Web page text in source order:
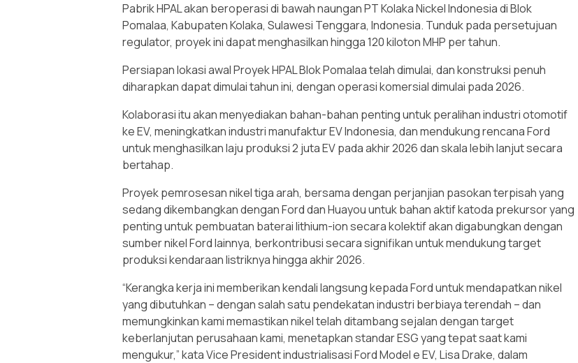
Pabrik HPAL akan beroperasi di bawah naungan PT Kolaka Nickel Indonesia di Blok
Pomalaa, Kabupaten Kolaka, Sulawesi Tenggara, Indonesia. Tunduk pada persetujuan
regulator, proyek ini dapat menghasilkan hingga 120 kiloton MHP per tahun.
Persiapan lokasi awal Proyek HPAL Blok Pomalaa telah dimulai, dan konstruksi penuh
diharapkan dapat dimulai tahun ini, dengan operasi komersial dimulai pada 2026.
Kolaborasi itu akan menyediakan bahan-bahan penting untuk peralihan industri otomotif
ke EV, meningkatkan industri manufaktur EV Indonesia, dan mendukung rencana Ford
untuk menghasilkan laju produksi 2 juta EV pada akhir 2026 dan skala lebih lanjut secara
bertahap.
Proyek pemrosesan nikel tiga arah, bersama dengan perjanjian pasokan terpisah yang
sedang dikembangkan dengan Ford dan Huayou untuk bahan aktif katoda prekursor yang
penting untuk pembuatan baterai lithium-ion secara kolektif akan digabungkan dengan
sumber nikel Ford lainnya, berkontribusi secara signifikan untuk mendukung target
produksi kendaraan listriknya hingga akhir 2026.
“Kerangka kerja ini memberikan kendali langsung kepada Ford untuk mendapatkan nikel
yang dibutuhkan – dengan salah satu pendekatan industri berbiaya terendah – dan
memungkinkan kami memastikan nikel telah ditambang sejalan dengan target
keberlanjutan perusahaan kami, menetapkan standar ESG yang tepat saat kami
mengukur,” kata Vice President industrialisasi Ford Model e EV, Lisa Drake, dalam